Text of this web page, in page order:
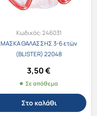
Κωδικός:246031
ΜΑΣΚΑ ΘΑΛΑΣΣΗΣ 3-6 ετών
(BLISTER) 22048
3,50€
Σε απόθεμα
Στο καλάθι